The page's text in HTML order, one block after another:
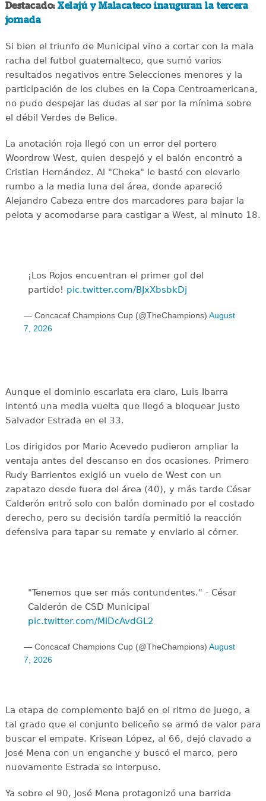
Destacado:Xelajú y Malacateco inauguran la tercera
jornada
Si bien el triunfo de Municipal vino a cortar con la mala
racha del futbol guatemalteco, que sumó varios
resultados negativos entre Selecciones menores y la
participación de los clubes en la Copa Centroamericana,
no pudo despejar las dudas al ser por la mínima sobre
el débil Verdes de Belice.
La anotación roja llegó con un error del portero
Woordrow West, quien despejó y el balón encontró a
Cristian Hernández. Al "Cheka" le bastó con elevarlo
rumbo a la media luna del área, donde apareció
Alejandro Cabeza entre dos marcadores para bajar la
pelota y acomodarse para castigar a West, al minuto 18.
¡Los Rojos encuentran el primer gol del
partido! pic.twitter.com/BJxXbsbkDj
— Concacaf Champions Cup (@TheChampions) August
7, 2026
Aunque el dominio escarlata era claro, Luis Ibarra
intentó una media vuelta que llegó a bloquear justo
Salvador Estrada en el 33.
Los dirigidos por Mario Acevedo pudieron ampliar la
ventaja antes del descanso en dos ocasiones. Primero
Rudy Barrientos exigió un vuelo de West con un
zapatazo desde fuera del área (40), y más tarde César
Calderón entró solo con balón dominado por el costado
derecho, pero su decisión tardía permitió la reacción
defensiva para tapar su remate y enviarlo al córner.
"Tenemos que ser más contundentes." - César
Calderón de CSD Municipal ️
pic.twitter.com/MiDcAvdGL2
— Concacaf Champions Cup (@TheChampions) August
7, 2026
La etapa de complemento bajó en el ritmo de juego, a
tal grado que el conjunto beliceño se armó de valor para
buscar el empate. Krisean López, al 66, dejó clavado a
José Mena con un enganche y buscó el marco, pero
nuevamente Estrada se interpuso.
Ya sobre el 90, José Mena protagonizó una barrida